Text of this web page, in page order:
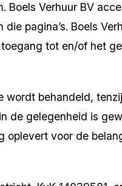
Boels Verhuur BV
pagina’s. Boels
tot en/of het
wordt behandeld,
de gelegenheid is
voor de